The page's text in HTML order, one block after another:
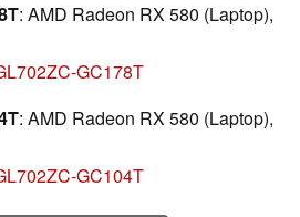
: AMD Radeon RX 580 (Laptop),
GC178T
: AMD Radeon RX 580 (Laptop),
GC104T